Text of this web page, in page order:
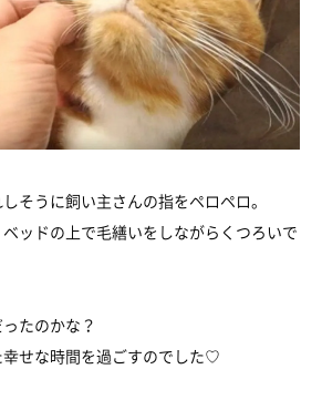
そうに飼い主さんの指をペロペロ。
ッドの上で毛繕いをしながらくつろいで
たのかな？
せな時間を過ごすのでした♡